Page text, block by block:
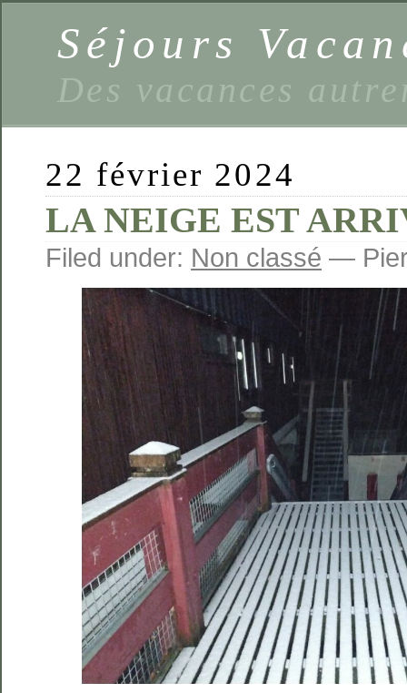
Séjours
Des vacances
22 février 2024
LA NEIGE EST
Filed under: Non classé —